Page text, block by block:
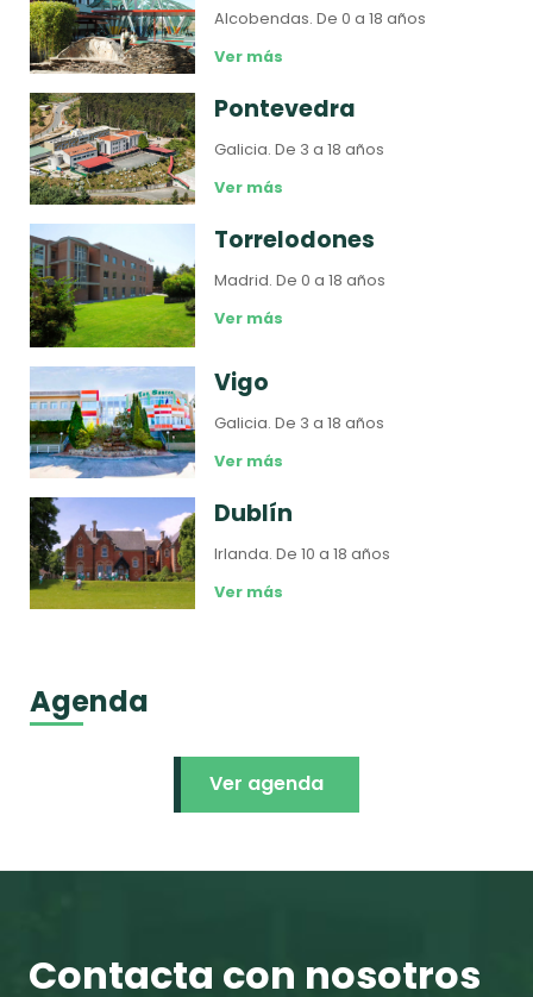
Alcobendas.De 0 a 18 años
Ver más
Pontevedra
Galicia.De 3 a 18 años
Ver más
Torrelodones
Madrid.De 0 a 18 años
Ver más
Vigo
Galicia.De 3 a 18 años
Ver más
Dublín
Irlanda.De 10 a 18 años
Ver más
Agenda
Ver agenda
Contacta con nosotros